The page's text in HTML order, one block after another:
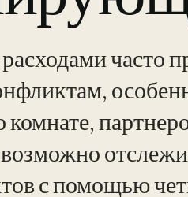
часто
комнате,
с помощью